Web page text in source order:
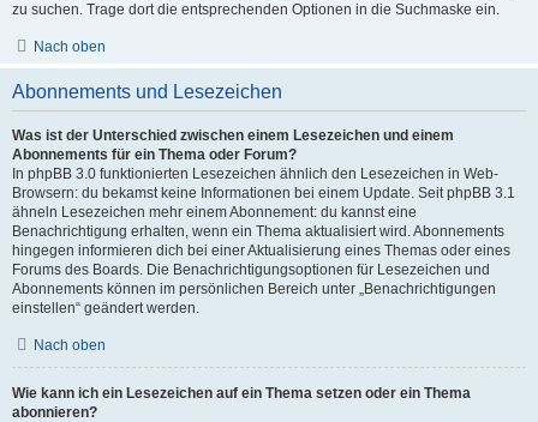
zu suchen. Trage dort die entsprechenden Optionen in die Suchmaske ein.
Nach oben
Abonnements und Lesezeichen
Was ist der Unterschied zwischen einem Lesezeichen und einem
Abonnements für ein Thema oder Forum?
In phpBB 3.0 funktionierten Lesezeichen ähnlich den Lesezeichen in Web-
Browsern: du bekamst keine Informationen bei einem Update. Seit phpBB 3.1
ähneln Lesezeichen mehr einem Abonnement: du kannst eine
Benachrichtigung erhalten, wenn ein Thema aktualisiert wird. Abonnements
hingegen informieren dich bei einer Aktualisierung eines Themas oder eines
Forums des Boards. Die Benachrichtigungsoptionen für Lesezeichen und
Abonnements können im persönlichen Bereich unter „Benachrichtigungen
einstellen“ geändert werden.
Nach oben
Wie kann ich ein Lesezeichen auf ein Thema setzen oder ein Thema
abonnieren?